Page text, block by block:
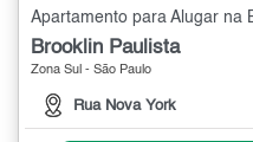
Brooklin Paulista
Zona Sul - São Paulo
Rua Nova York